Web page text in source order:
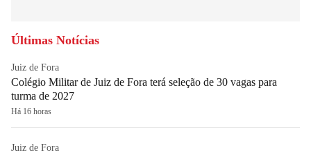
Últimas Notícias
Juiz de Fora
Colégio Militar de Juiz de Fora terá seleção de 30 vagas para
turma de 2027
Há 16 horas
Juiz de Fora